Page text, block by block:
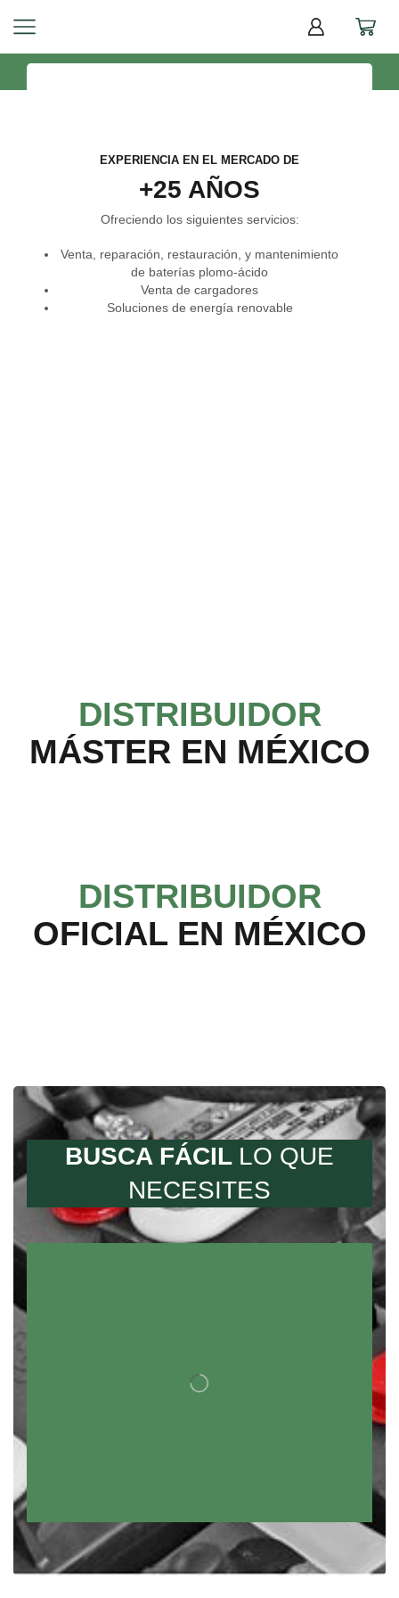
EXPERIENCIA EN EL MERCADO DE
+25 AÑOS
Ofreciendo los siguientes servicios:
Venta, reparación, restauración, y mantenimiento
de baterías plomo-ácido
Venta de cargadores
Soluciones de energía renovable
DISTRIBUIDOR
MÁSTER EN MÉXICO
DISTRIBUIDOR
OFICIAL EN MÉXICO
BUSCA FÁCIL LO QUE
NECESITES